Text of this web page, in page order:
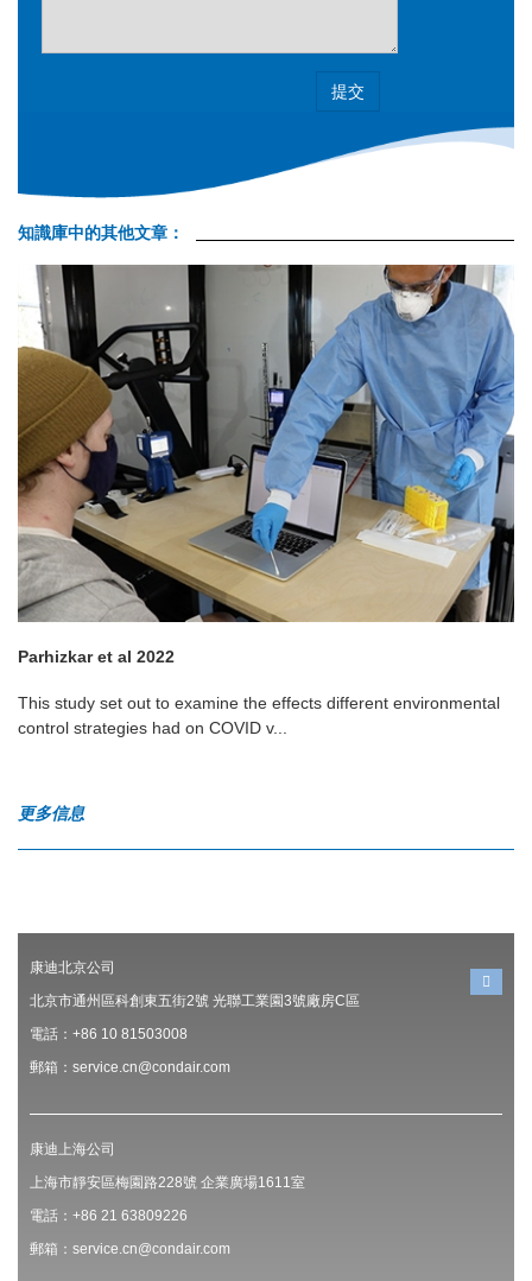
知識庫中的其他文章：
Parhizkar et al 2022
This study set out to examine the effects different environmental
control strategies had on COVID v...
更多信息
康迪北京公司
北京市通州區科創東五街2號 光聯工業園3號廠房C區
電話：+86 10 81503008
郵箱：service.cn@condair.com
康迪上海公司
上海市靜安區梅園路228號 企業廣場1611室
電話：+86 21 63809226
郵箱：service.cn@condair.com